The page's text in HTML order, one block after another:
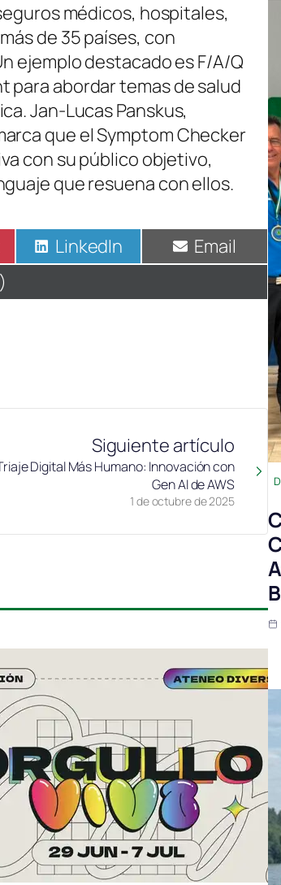
médicos, hospitales,
de 35 países, con
ejemplo destacado es F/A/Q
para abordar temas de salud
Jan-Lucas Panskus,
que el Symptom Checker
con su público objetivo,
que resuena con ellos.
Compartir
en
LinkedIn Compartir
en
Email
Siguiente artículo
1 de octubre de 2025
Digital Más Humano: Innovación con
Gen AI de AWS